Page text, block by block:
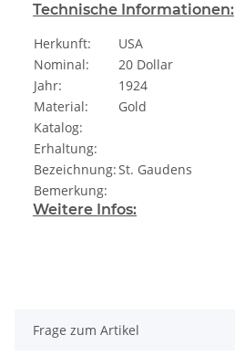
Technische Informationen:
Herkunft:
USA
Nominal:
20 Dollar
Jahr:
1924
Material:
Gold
Katalog:
Erhaltung:
Bezeichnung:St. Gaudens
Bemerkung:
Weitere Infos:
Frage zum Artikel